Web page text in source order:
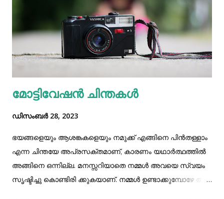
മോട്ടിവേഷൻ ചിന്തകൾ
ഡിസംബർ 28, 2023
ഭയങ്ങളെയും ആശങ്കകളെയും നമുക്ക് എങ്ങിനെ പിന്‍തള്ളാം
എന്ന ചിന്തയേ അപ്രസക്തമാണ്, കാരണം യഥാര്‍ത്ഥത്തില്‍
അങ്ങിനെ ഒന്നില്ല. മനസ്സറിയാതെ നമ്മള്‍ അവയെ സ്വയം
സൃഷ്ടിച്ചു കൊണ്ടിരി ക്കുകയാണ്. നമ്മള്‍ ഉണ്ടാക്കുമ്പോഴേ അവ